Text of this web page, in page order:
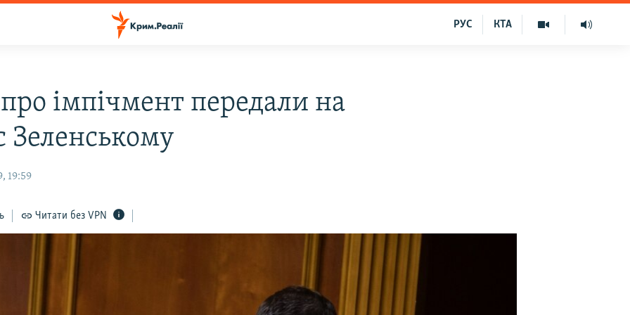
КТА
РУС
імпічмент передали на
Зеленському
19:59
Читати без VPN